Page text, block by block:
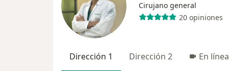
Cirujano general
20 opiniones
Dirección 1 Dirección 2 En línea